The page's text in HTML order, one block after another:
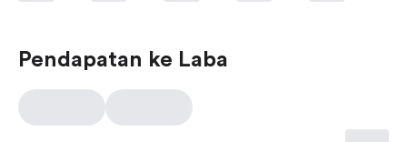
Pendapatan ke Laba